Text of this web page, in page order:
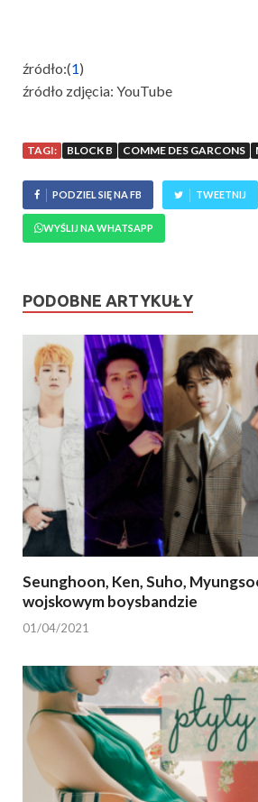
źródło:(1)
źródło zdjęcia: YouTube
TAGI: BLOCK B COMME DES GARCONS
PODZIEL SIĘ NA FB TWEETNIJ
WYŚLIJ NA WHATSAPP
PODOBNE ARTYKUŁY
Seunghoon, Ken, Suho,
wojskowym boysbandzie
01/04/2021